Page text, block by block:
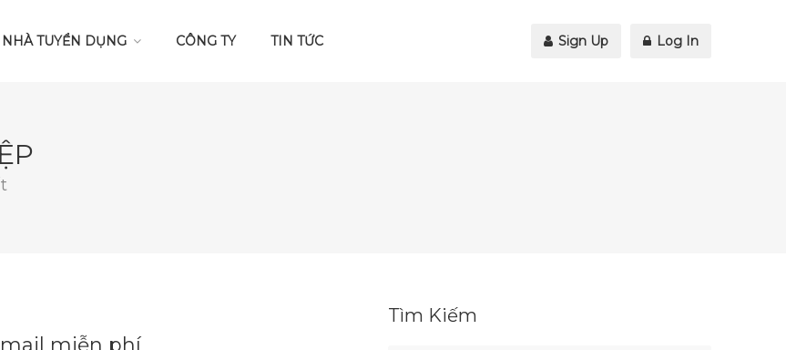
NHÀ TUYỂN DỤNG CÔNG TY TIN TỨC Sign Up Log In
miễn phí
Tìm Kiếm